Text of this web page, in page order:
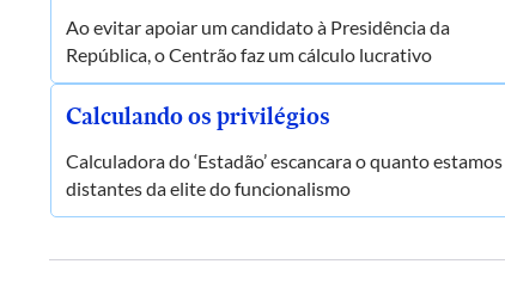
Ao evitar apoiar um candidato à Presidência da
República, o Centrão faz um cálculo lucrativo
Calculando os privilégios
Calculadora do ‘Estadão’ escancara o quanto estamos
distantes da elite do funcionalismo